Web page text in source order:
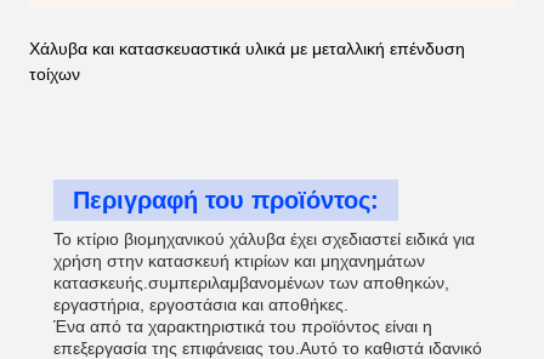
Χάλυβα και κατασκευαστικά υλικά με μεταλλική επένδυση
τοίχων
Περιγραφή του προϊόντος:
Το κτίριο βιομηχανικού χάλυβα έχει σχεδιαστεί ειδικά για
χρήση στην κατασκευή κτιρίων και μηχανημάτων
κατασκευής.συμπεριλαμβανομένων των αποθηκών,
εργαστήρια, εργοστάσια και αποθήκες.
Ένα από τα χαρακτηριστικά του προϊόντος είναι η
επεξεργασία της επιφάνειας του.Αυτό το καθιστά ιδανικό